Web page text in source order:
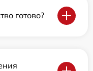
готово?